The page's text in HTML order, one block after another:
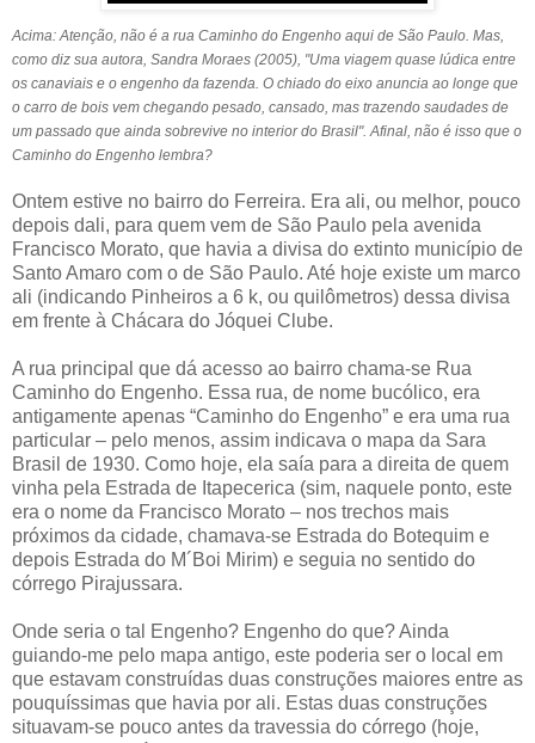
Acima: Atenção, não é a rua Caminho do Engenho aqui de São Paulo. Mas,
como diz sua autora, Sandra Moraes (2005), "Uma viagem quase lúdica entre
os canaviais e o engenho da fazenda. O chiado do eixo anuncia ao longe que
o carro de bois vem chegando pesado, cansado, mas trazendo saudades de
um passado que ainda sobrevive no interior do Brasil". Afinal, não é isso que o
Caminho do Engenho lembra?
Ontem estive no bairro do Ferreira. Era ali, ou melhor, pouco
depois dali, para quem vem de São Paulo pela avenida
Francisco Morato, que havia a divisa do extinto município de
Santo Amaro com o de São Paulo. Até hoje existe um marco
ali (indicando Pinheiros a 6 k, ou quilômetros) dessa divisa
em frente à Chácara do Jóquei Clube.
A rua principal que dá acesso ao bairro chama-se Rua
Caminho do Engenho. Essa rua, de nome bucólico, era
antigamente apenas “Caminho do Engenho” e era uma rua
particular – pelo menos, assim indicava o mapa da Sara
Brasil de 1930. Como hoje, ela saía para a direita de quem
vinha pela Estrada de Itapecerica (sim, naquele ponto, este
era o nome da Francisco Morato – nos trechos mais
próximos da cidade, chamava-se Estrada do Botequim e
depois Estrada do M´Boi Mirim) e seguia no sentido do
córrego Pirajussara.
Onde seria o tal Engenho? Engenho do que? Ainda
guiando-me pelo mapa antigo, este poderia ser o local em
que estavam construídas duas construções maiores entre as
pouquíssimas que havia por ali. Estas duas construções
situavam-se pouco antes da travessia do córrego (hoje,